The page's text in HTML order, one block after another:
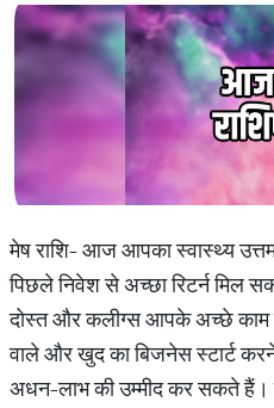
मेष राशि- आज आपका स्वास्थ्य
पिछले निवेश से अच्छा रिटर्न मिल
दोस्त और कलीग्स आपके अच्छे काम
वाले और खुद का बिजनेस स्टार्ट
अधन-लाभ की उम्मीद कर सकते हैं।